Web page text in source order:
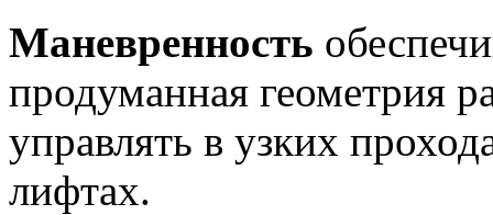
Маневренность
продуманная геометрия
управлять в узких
лифтах.